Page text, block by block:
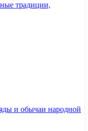
традиции,
и обычаи народной